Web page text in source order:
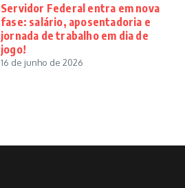
Servidor Federal entra em nova
fase: salário, aposentadoria e
jornada de trabalho em dia de
jogo!
16 de junho de 2026